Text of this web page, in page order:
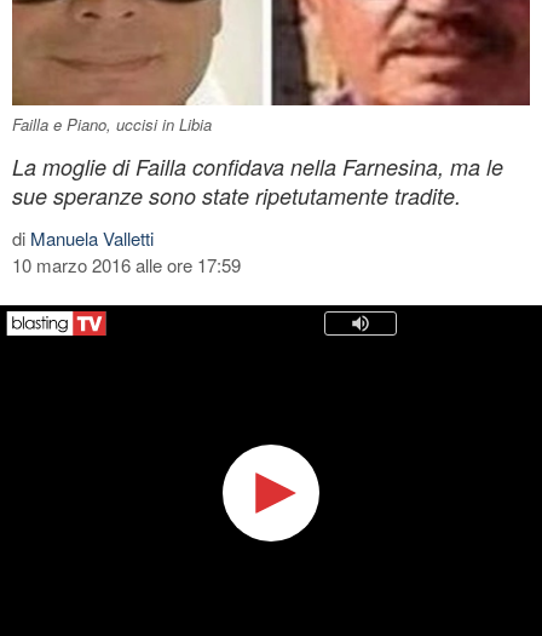
Failla e Piano, uccisi in Libia
La moglie di Failla confidava nella Farnesina, ma le
sue speranze sono state ripetutamente tradite.
di Manuela Valletti
10 marzo 2016 alle ore 17:59